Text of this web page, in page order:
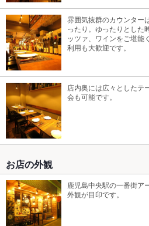
雰囲気抜群のカウンター
ったり。ゆったりとした
ッツァ、ワインをご堪能
利用も大歓迎です。
店内奥には広々としたテ
会も可能です。
お店の外観
鹿児島中央駅の一番街ア
外観が目印です。